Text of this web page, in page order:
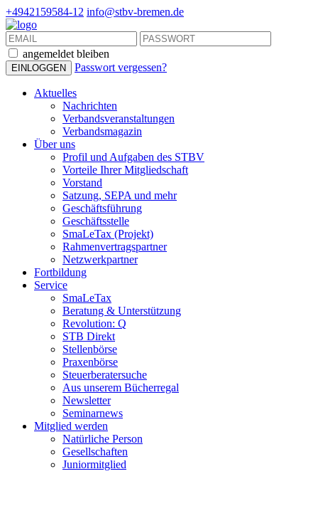
+4942159584-12 info@stbv-bremen.de
angemeldet bleiben
Passwort vergessen?
Aktuelles
Nachrichten
Verbandsveranstaltungen
Verbandsmagazin
Über uns
Profil und Aufgaben des STBV
Vorteile Ihrer Mitgliedschaft
Vorstand
Satzung, SEPA und mehr
Geschäftsführung
Geschäftsstelle
SmaLeTax (Projekt)
Rahmenvertragspartner
Netzwerkpartner
Fortbildung
Service
SmaLeTax
Beratung & Unterstützung
Revolution: Q
STB Direkt
Stellenbörse
Praxenbörse
Steuerberatersuche
Aus unserem Bücherregal
Newsletter
Seminarnews
Mitglied werden
Natürliche Person
Gesellschaften
Juniormitglied